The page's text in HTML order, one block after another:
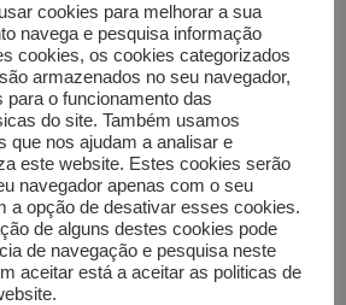
cookies para melhorar a sua
navega e pesquisa informação
cookies, os cookies categorizados
armazenados no seu navegador,
para o funcionamento das
do site. Também usamos
que nos ajudam a analisar e
este website. Estes cookies serão
navegador apenas com o seu
a opção de desativar esses cookies.
de alguns destes cookies pode
de navegação e pesquisa neste
aceitar está a aceitar as politicas de